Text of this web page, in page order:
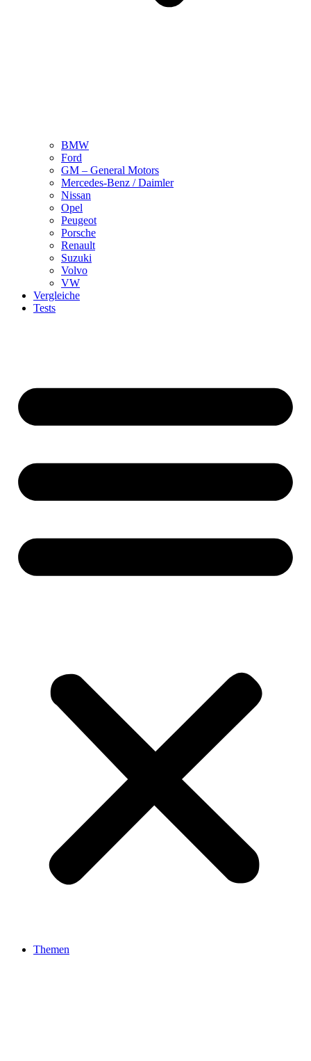
BMW
Ford
GM – General Motors
Mercedes-Benz / Daimler
Nissan
Opel
Peugeot
Porsche
Renault
Suzuki
Volvo
VW
Vergleiche
Tests
Themen